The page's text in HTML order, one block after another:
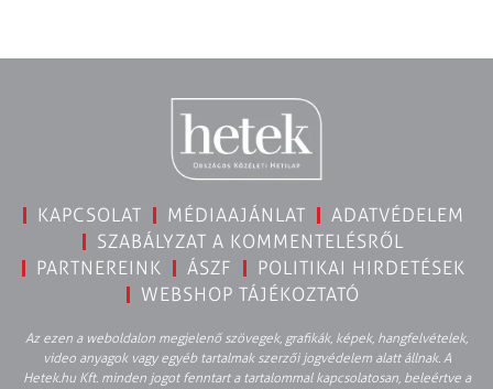
KAPCSOLAT MÉDIAAJÁNLAT
ADATVÉDELEM
SZABÁLYZAT A KOMMENTELÉSRŐL
PARTNEREINK
ÁSZF
POLITIKAI HIRDETÉSEK
WEBSHOP TÁJÉKOZTATÓ
Az ezen a weboldalon megjelenő szövegek, grafikák, képek, hangfelvételek,
video anyagok vagy egyéb tartalmak szerzői jogvédelem alatt állnak. A
Hetek.hu Kft. minden jogot fenntart a tartalommal kapcsolatosan, beleértve a